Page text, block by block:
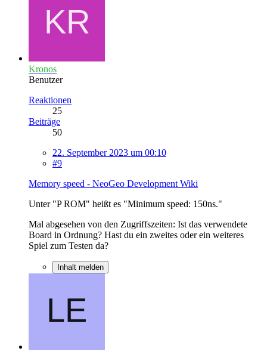
Kronos
Benutzer
Reaktionen
25
Beiträge
50
22. September 2023 um 00:10
#9
Memory speed - NeoGeo Development Wiki
Unter "P ROM" heißt es "Minimum speed: 150ns."
Mal abgesehen von den Zugriffszeiten: Ist das verwendete
Board in Ordnung? Hast du ein zweites oder ein weiteres
Spiel zum Testen da?
Inhalt melden